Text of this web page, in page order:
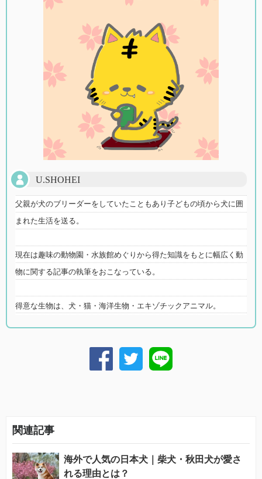
U.SHOHEI
父親が犬のブリーダーをしていたこともあり子どもの頃から犬に囲
まれた生活を送る。
現在は趣味の動物園・水族館めぐりから得た知識をもとに幅広く動
物に関する記事の執筆をおこなっている。
得意な生物は、犬・猫・海洋生物・エキゾチックアニマル。
関連記事
海外で人気の日本犬｜柴犬・秋田犬が愛さ
れる理由とは？